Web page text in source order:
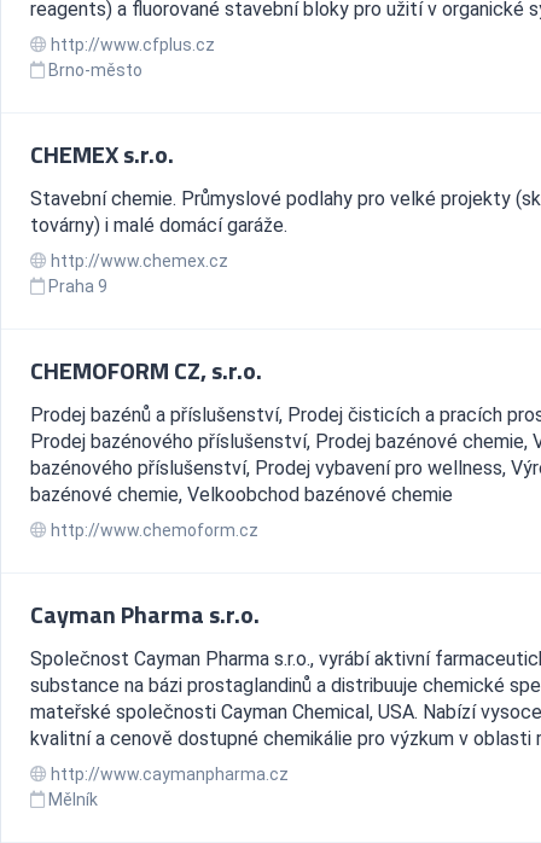
reagents) a fluorované stavební bloky pro užití v organické
http://www.cfplus.cz
Brno-město
CHEMEX s.r.o.
Stavební chemie. Průmyslové podlahy pro velké projekty
továrny) i malé domácí garáže.
http://www.chemex.cz
Praha 9
CHEMOFORM CZ, s.r.o.
Prodej bazénů a příslušenství, Prodej čisticích a pracích
Prodej bazénového příslušenství, Prodej bazénové chemie,
bazénového příslušenství, Prodej vybavení pro wellness,
bazénové chemie, Velkoobchod bazénové chemie
http://www.chemoform.cz
Cayman Pharma s.r.o.
Společnost Cayman Pharma s.r.o., vyrábí aktivní
substance na bázi prostaglandinů a distribuuje chemické
mateřské společnosti Cayman Chemical, USA. Nabízí vysoce
kvalitní a cenově dostupné chemikálie pro výzkum v oblasti
http://www.caymanpharma.cz
Mělník